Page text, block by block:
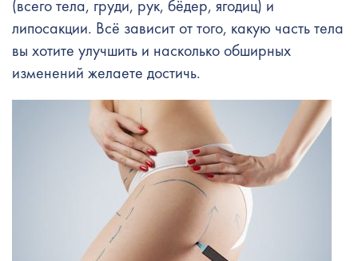
(всего тела, груди, рук, бёдер, ягодиц) и
липосакции. Всё зависит от того, какую часть тела
вы хотите улучшить и насколько обширных
изменений желаете достичь.